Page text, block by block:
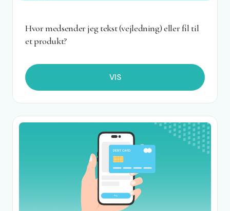
Hvor medsender jeg tekst (vejledning) eller fil til
et produkt?
VIS